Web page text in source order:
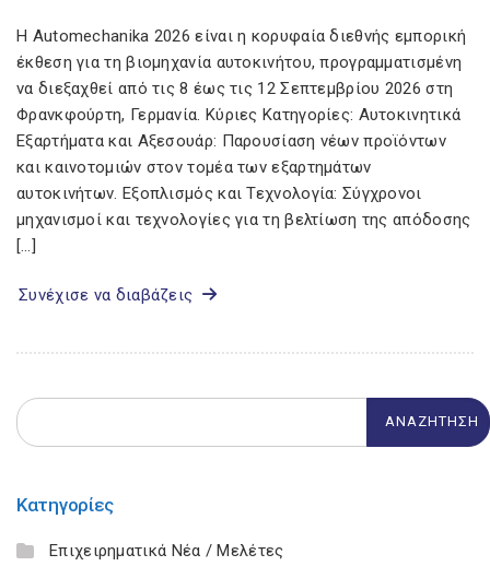
Η Automechanika 2026 είναι η κορυφαία διεθνής εμπορική
έκθεση για τη βιομηχανία αυτοκινήτου, προγραμματισμένη
να διεξαχθεί από τις 8 έως τις 12 Σεπτεμβρίου 2026 στη
Φρανκφούρτη, Γερμανία. Κύριες Κατηγορίες: Αυτοκινητικά
Εξαρτήματα και Αξεσουάρ: Παρουσίαση νέων προϊόντων
και καινοτομιών στον τομέα των εξαρτημάτων
αυτοκινήτων. Εξοπλισμός και Τεχνολογία: Σύγχρονοι
μηχανισμοί και τεχνολογίες για τη βελτίωση της απόδοσης
[…]
Συνέχισε να διαβάζεις
Κατηγορίες
Επιχειρηματικά Νέα / Μελέτες